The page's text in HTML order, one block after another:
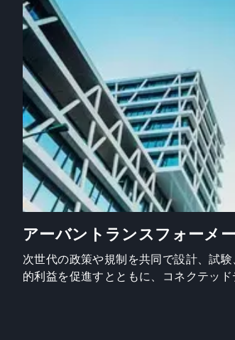
アーバントランスフォーメ
次世代の政策や規制を共同で設計、試
的利益を促進すとともに、コネクテッ